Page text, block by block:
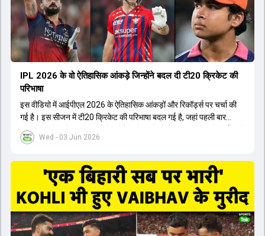
होता। यही कारण है कि RCB ने लगातार सफलता हासिल की है।
Wed - 03 Jun 2026
IPL 2026 के वो ऐतिहासिक आंकड़े जिन्होंने बदल दी टी20 क्रिकेट की
परिभाषा
इस वीडियो में आईपीएल 2026 के ऐतिहासिक आंकड़ों और रिकॉर्ड्स पर चर्चा की
गई है। इस सीजन में टी20 क्रिकेट की परिभाषा बदल गई है, जहां पहली बार
भारतीय बल्लेबाजों का स्ट्राइक रेट विदेशी खिलाड़ियों से ज्यादा रहा। पूरे टूर्नामेंट में
1426 छक्के लगे और 65 बार टीमों ने 200 से ज्यादा का स्कोर बनाया, जो एक
स्ट्राइक रेट के साथ मोस्ट वैल्युएबल प्लेयर का खिताब जीता। इसके अलावा पंजाब
और बेंगलुरु के प्रदर्शन के साथ-साथ लक्ष्य का पीछा करने वाली टीमों की सफलता
के आंकड़ों का भी विश्लेषण किया गया है।